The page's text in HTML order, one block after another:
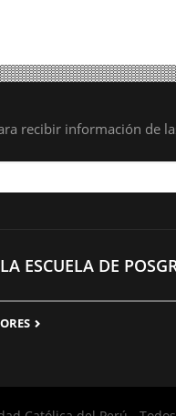
recibir información de
ESCUELA DE